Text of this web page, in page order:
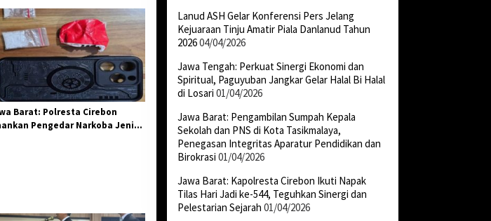
Aparatur Pendidikan dan
Barat: Polresta Cirebon
Pengedar Narkoba Jenis
Lanud ASH Gelar Konferensi Pers Jelang
Kejuaraan Tinju Amatir Piala Danlanud Tahun
202604/04/2026
Jawa Tengah: Perkuat Sinergi Ekonomi dan
Spiritual, Paguyuban Jangkar Gelar Halal Bi Halal
di Losari 01/04/2026
Jawa Barat: Pengambilan Sumpah Kepala
Sekolah dan PNS di Kota Tasikmalaya,
Penegasan Integritas Aparatur Pendidikan dan
Birokrasi 01/04/2026
Jawa Barat: Kapolresta Cirebon Ikuti Napak
Tilas Hari Jadi ke-544, Teguhkan Sinergi dan
Pelestarian Sejarah 01/04/2026